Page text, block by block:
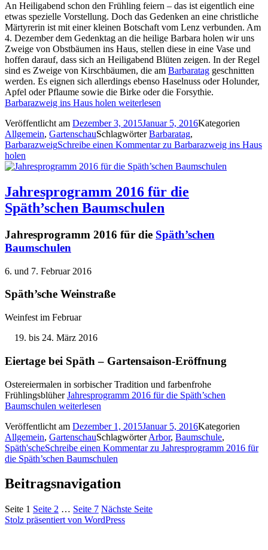
An Heiligabend schon den Frühling feiern – das ist eigentlich eine
etwas spezielle Vorstellung. Doch das Gedenken an eine christliche
Märtyrerin ist mit einer kleinen Botschaft vom Lenz verbunden. Am
4. Dezember dem Gedenktag an die heilige Barbara holen wir uns
Zweige von Obstbäumen ins Haus, stellen diese in eine Vase und
hoffen darauf, dass sich an Heiligabend Blüten zeigen. In der Regel
sind es Zweige von Kirschbäumen, die am Barbaratag geschnitten
werden. Es eignen sich allerdings ebenso Haselnuss oder Holunder,
Apfel oder Pflaume sowie die Birke oder die Forsythie.
Barbarazweig ins Haus holen weiterlesen
Veröffentlicht am Dezember 3, 2015Januar 5, 2016Kategorien
Allgemein, GartenschauSchlagwörterBarbaratag,
BarbarazweigSchreibe einen Kommentarzu Barbarazweig ins Haus
holen
Jahresprogramm 2016 für die
Späth’schen Baumschulen
Jahresprogramm 2016 für die Späth’schen
Baumschulen
6. und 7. Februar 2016
Späth’sche Weinstraße
Weinfest im Februar
bis 24. März 2016
Eiertage bei Späth – Gartensaison-Eröffnung
Ostereiermalen in sorbischer Tradition und farbenfrohe
FrühlingsblüherJahresprogramm 2016 für die Späth’schen
Baumschulen weiterlesen
Veröffentlicht am Dezember 1, 2015Januar 5, 2016Kategorien
Allgemein, GartenschauSchlagwörterArbor, Baumschule,
Späth'scheSchreibe einen Kommentarzu Jahresprogramm 2016 für
die Späth’schen Baumschulen
Beitragsnavigation
Seite 1 Seite 2 … Seite 7 Nächste Seite
Stolz präsentiert von WordPress